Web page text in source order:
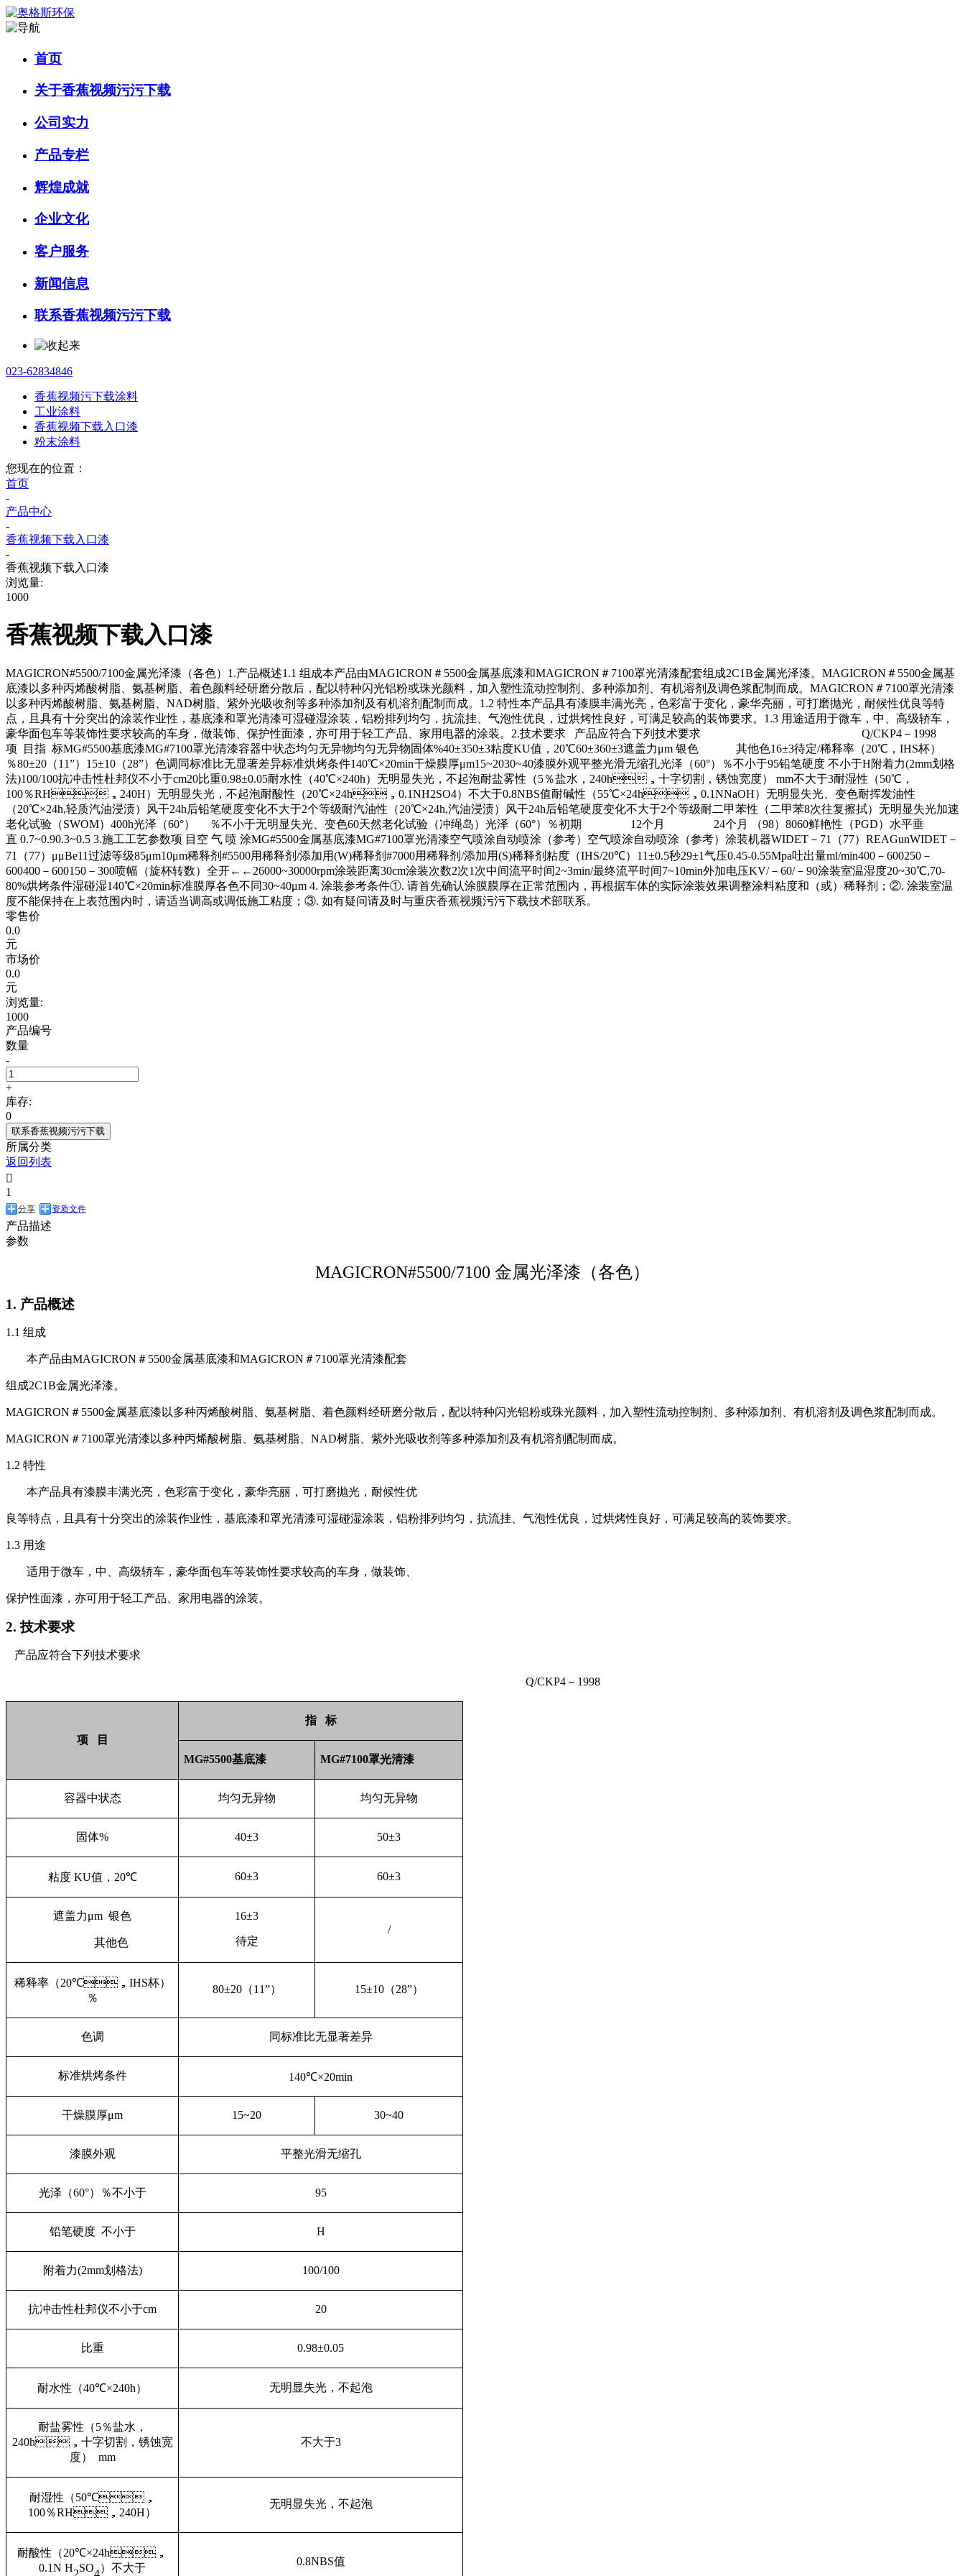
首页
关于香蕉视频污污下载
公司实力
产品专栏
辉煌成就
企业文化
客户服务
新闻信息
联系香蕉视频污污下载
023-62834846
香蕉视频污下载涂料
工业涂料
香蕉视频下载入口漆
粉末涂料
您现在的位置：
首页
-
产品中心
-
香蕉视频下载入口漆
-
香蕉视频下载入口漆
浏览量:
1000
香蕉视频下载入口漆
MAGICRON#5500/7100金属光泽漆（各色）1.产品概述1.1 组成本产品由MAGICRON＃5500金属基底漆和MAGICRON＃7100罩光清漆配套组成2C1B金属光泽漆。MAGICRON＃5500金属基
底漆以多种丙烯酸树脂、氨基树脂、着色颜料经研磨分散后，配以特种闪光铝粉或珠光颜料，加入塑性流动控制剂、多种添加剂、有机溶剂及调色浆配制而成。MAGICRON＃7100罩光清漆
以多种丙烯酸树脂、氨基树脂、NAD树脂、紫外光吸收剂等多种添加剂及有机溶剂配制而成。1.2 特性本产品具有漆膜丰满光亮，色彩富于变化，豪华亮丽，可打磨抛光，耐候性优良等特
点，且具有十分突出的涂装作业性，基底漆和罩光清漆可湿碰湿涂装，铝粉排列均匀，抗流挂、气泡性优良，过烘烤性良好，可满足较高的装饰要求。1.3 用途适用于微车，中、高级轿车，
豪华面包车等装饰性要求较高的车身，做装饰、保护性面漆，亦可用于轻工产品、家用电器的涂装。2.技术要求 产品应符合下列技术要求 Q/CKP4－1998
项 目指 标MG#5500基底漆MG#7100罩光清漆容器中状态均匀无异物均匀无异物固体%40±350±3粘度KU值，20℃60±360±3遮盖力μm 银色 其他色16±3待定/稀释率（20℃，IHS杯）
％80±20（11”）15±10（28”）色调同标准比无显著差异标准烘烤条件140℃×20min干燥膜厚μm15~2030~40漆膜外观平整光滑无缩孔光泽（60°）％不小于95铅笔硬度 不小于H附着力(2mm划格
法)100/100抗冲击性杜邦仪不小于cm20比重0.98±0.05耐水性（40℃×240h）无明显失光，不起泡耐盐雾性（5％盐水，240h，十字切割，锈蚀宽度） mm不大于3耐湿性（50℃，
100％RH，240H）无明显失光，不起泡耐酸性（20℃×24h，0.1NH2SO4）不大于0.8NBS值耐碱性（55℃×24h，0.1NNaOH）无明显失光、变色耐挥发油性
（20℃×24h,轻质汽油浸渍）风干24h后铅笔硬度变化不大于2个等级耐汽油性（20℃×24h,汽油浸渍）风干24h后铅笔硬度变化不大于2个等级耐二甲苯性（二甲苯8次往复擦拭）无明显失光加速
老化试验（SWOM）400h光泽（60°） ％不小于无明显失光、变色60天然老化试验（冲绳岛）光泽（60°）％初期 12个月 24个月 （98）8060鲜艳性（PGD）水平垂
直 0.7~0.90.3~0.5 3.施工工艺参数项 目空 气 喷 涂MG#5500金属基底漆MG#7100罩光清漆空气喷涂自动喷涂（参考）空气喷涂自动喷涂（参考）涂装机器WIDET－71（77）REAGunWIDET－
71（77）μμBe11过滤等级85μm10μm稀释剂#5500用稀释剂/添加用(W)稀释剂#7000用稀释剂/添加用(S)稀释剂粘度（IHS/20℃）11±0.5秒29±1气压0.45-0.55Mpa吐出量ml/min400－600250－
600400－600150－300喷幅（旋杯转数）全开←←26000~30000rpm涂装距离30cm涂装次数2次1次中间流平时间2~3min/最终流平时间7~10min外加电压KV/－60/－90涂装室温湿度20~30℃,70-
80%烘烤条件湿碰湿140℃×20min标准膜厚各色不同30~40μm 4. 涂装参考条件①. 请首先确认涂膜膜厚在正常范围内，再根据车体的实际涂装效果调整涂料粘度和（或）稀释剂；②. 涂装室温
度不能保持在上表范围内时，请适当调高或调低施工粘度；③. 如有疑问请及时与重庆香蕉视频污污下载技术部联系。
零售价
0.0
元
市场价
0.0
元
浏览量:
1000
产品编号
数量
-
+
库存:
0
联系香蕉视频污污下载
所属分类
返回列表

1
分享 资质文件
产品描述
参数
MAGICRON#5500/7100 金属光泽漆（各色）
1. 产品概述
1.1 组成
本产品由MAGICRON＃ 5500金属基底漆和MAGICRON ＃ 7100罩光清漆配套
组成2C1B金属光泽漆。
MAGICRON＃ 5500金属基底漆以多种丙烯酸树脂、氨基树脂、着色颜料经研磨分散后，配以特种闪光铝粉或珠光颜料，加入塑性流动控制剂、多种添加剂、有机溶剂及调色浆配制而成。
MAGICRON＃ 7100罩光清漆以多种丙烯酸树脂、氨基树脂、 NAD树脂、紫外光吸收剂等多种添加剂及有机溶剂配制而成。
1.2 特性
本产品具有漆膜丰满光亮，色彩富于变化，豪华亮丽，可打磨抛光，耐候性优
良等特点，且具有十分突出的涂装作业性，基底漆和罩光清漆可湿碰湿涂装，铝粉排列均匀，抗流挂、气泡性优良，过烘烤性良好，可满足较高的装饰要求。
1.3 用途
适用于微车，中、高级轿车，豪华面包车等装饰性要求较高的车身，做装饰、
保护性面漆，亦可用于轻工产品、家用电器的涂装。
2.技术要求
产品应符合下列技术要求
Q/CKP4－ 1998
项 目
指 标
MG#5500基底漆 MG#7100罩光清漆
容器中状态 均匀无异物 均匀无异物
固体% 40±3 50±3
粘度 KU值， 20℃ 60±3 60±3
遮盖力μm 银色
其他色
16±3
待定
/
稀释率（20℃， IHS杯）
％
80±20（11”） 15±10（28”）
色调 同标准比无显著差异
标准烘烤条件 140℃×20min
干燥膜厚μm 15~20 30~40
漆膜外观 平整光滑无缩孔
光泽（60°）％不小于 95
铅笔硬度 不小于 H
附着力(2mm划格法) 100/100
抗冲击性杜邦仪不小于cm 20
比重 0.98±0.05
耐水性（40℃×240h） 无明显失光，不起泡
耐盐雾性（5％盐水，
240h，十字切割，锈蚀宽
度） mm
不大于3
耐湿性（50℃，
100％RH， 240H）
无明显失光，不起泡
耐酸性（20℃×24h，
0.1N H2SO4）不大于
0.8NBS值